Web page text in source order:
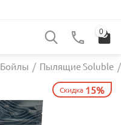
0
Бойлы / Пылящие Soluble /
Скидка 15%